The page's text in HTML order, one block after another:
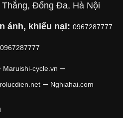
Đống Đa, Hà Nội
ánh, khiếu nại: 0967287777
0967287777
Maruishi-cycle.vn –
– Nghiahai.com